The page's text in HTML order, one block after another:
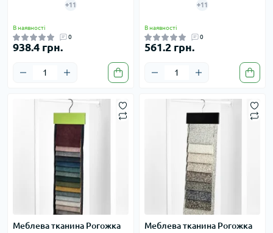
+11
В наявності
0
938.4 грн.
+11
В наявності
0
561.2 грн.
Меблева тканина Рогожка
Меблева тканина Рогожка